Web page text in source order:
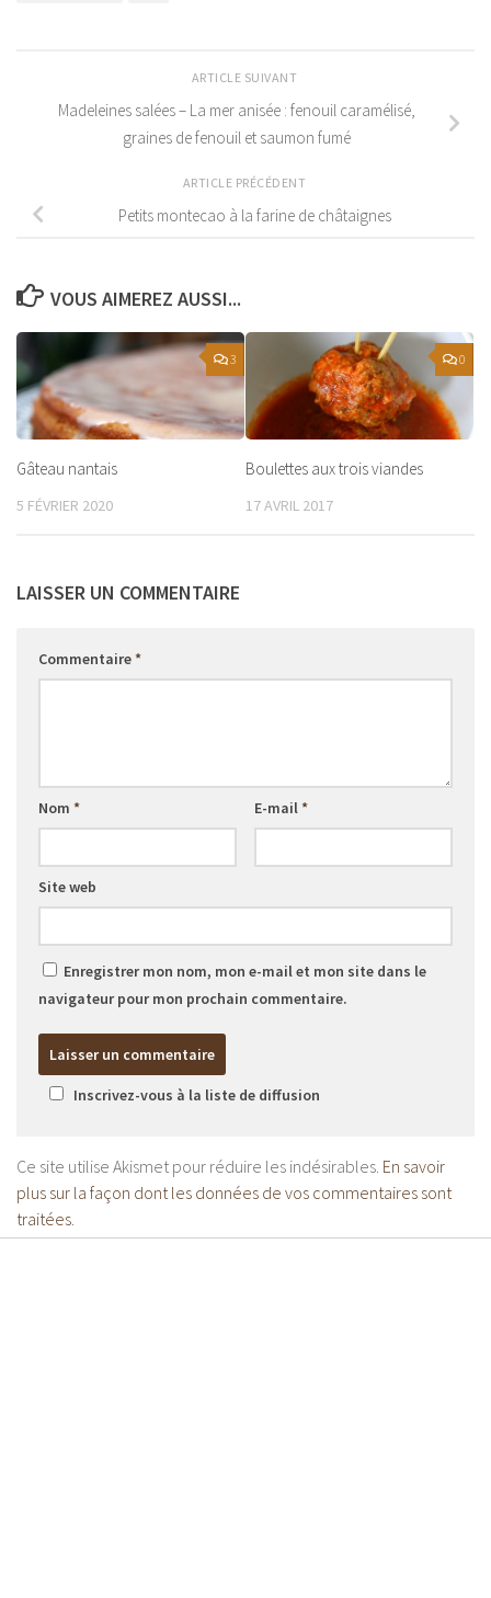
ARTICLE SUIVANT
Madeleines salées – La mer anisée : fenouil caramélisé,
graines de fenouil et saumon fumé
ARTICLE PRÉCÉDENT
Petits montecao à la farine de châtaignes
VOUS AIMEREZ AUSSI...
3
Gâteau nantais
5 FÉVRIER 2020
0
Boulettes aux trois viandes
17 AVRIL 2017
LAISSER UN COMMENTAIRE
Commentaire*
Nom * E-mail*
Site web
Enregistrer mon nom, mon e-mail et mon site dans le
navigateur pour mon prochain commentaire.
Inscrivez-vous à la liste de diffusion
Ce site utilise Akismet pour réduire les indésirables. En savoir
plus sur la façon dont les données de vos commentaires sont
traitées.